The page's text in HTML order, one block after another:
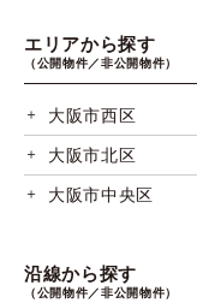
エリアから探す
（公開物件／非公開物件）
大阪市西区
大阪市北区
大阪市中央区
沿線から探す
（公開物件／非公開物件）